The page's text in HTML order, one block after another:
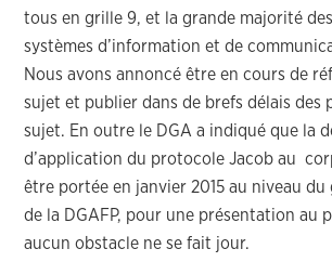
tous en grille 9, et la grande majorité
systèmes d’information et de
Nous avons annoncé être en cours de
sujet et publier dans de brefs délais des
sujet. En outre le DGA a indiqué que la
d’application du protocole Jacob au
être portée en janvier 2015 au niveau
de la DGAFP, pour une présentation au
aucun obstacle ne se fait jour.